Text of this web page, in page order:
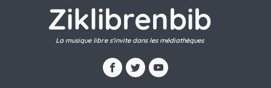
Ziklibrenbib
La musique libre s'invite dans les médiathèques